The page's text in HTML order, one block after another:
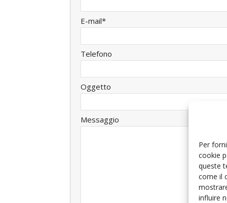
Per
cookie
queste
come il
influire
E-mail*
Telefono
Oggetto
Messaggio